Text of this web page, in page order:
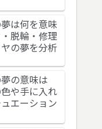
夢は何を意味
脱輪・修理
の夢を分析
夢の意味は
や手に入れ
エーション